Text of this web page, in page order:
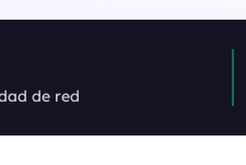
de red